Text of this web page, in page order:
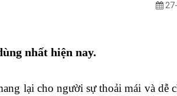
nhất hiện nay.
lại cho người sự thoải mái và dễ